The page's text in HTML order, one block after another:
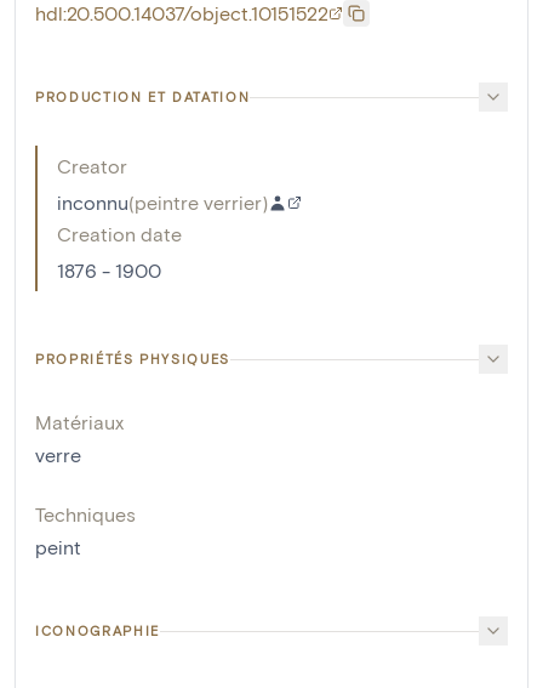
hdl:20.500.14037/object.10151522
PRODUCTION ET DATATION
Creator
inconnu(peintre verrier)
Creation date
1876 - 1900
PROPRIÉTÉS PHYSIQUES
Matériaux
verre
Techniques
peint
ICONOGRAPHIE